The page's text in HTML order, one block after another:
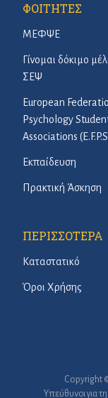
ΦΟΙΤΗΤΕΣ
ΜΕΦΨΕ
Γίνομαι δόκιμο
ΣΕΨ
European
Psychology
Associations
Εκπαίδευση
Πρακτική Άσκηση
ΠΕΡΙΣΣΟΤΕΡΑ
Καταστατικό
Όροι Χρήσης
Copyright
Υπεύθυνοι για